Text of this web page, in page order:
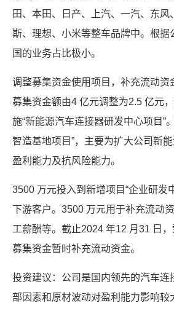
田、本田、日产、上汽、一汽、东
斯、理想、小米等整车品牌中。根
国的业务占比极小。
调整募集资金使用项目，补充流动资
募集资金额由4 亿元调整为2.5 亿元
施“新能源汽车连接器研发中心项目”
智造基地项目”，主要为扩大公司新
盈利能力及抗风险能力。
3500 万元投入到新增项目“企业研发
下游客户。3500 万元用于补充流动
工薪酬等。截止2024 年12 月31 日
募集资金暂时补充流动资金。
投资建议：公司是国内领先的汽车
部因素和原材波动对盈利能力影响